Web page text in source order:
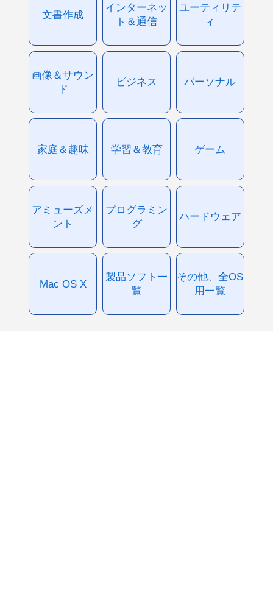
文書作成
インターネッ
ト＆通信
ユーティリテ
ィ
画像＆サウン
ド
ビジネス パーソナル
家庭＆趣味 学習＆教育 ゲーム
アミューズメ
ント
プログラミン
グ
ハードウェア
Mac OS X
製品ソフト一
覧
その他、全OS
用一覧